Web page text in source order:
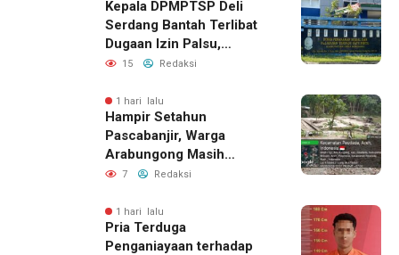
Kepala DPMPTSP Deli
Serdang Bantah Terlibat
Dugaan Izin Palsu,
Tegaskan Proses
Jalur Resmi
15 Redaksi
1 hari lalu
Hampir Setahun
Pascabanjir, Warga
Arabungong Masih
Menunggu Bantuan
7 Redaksi
1 hari lalu
Pria Terduga
Penganiayaan terhadap